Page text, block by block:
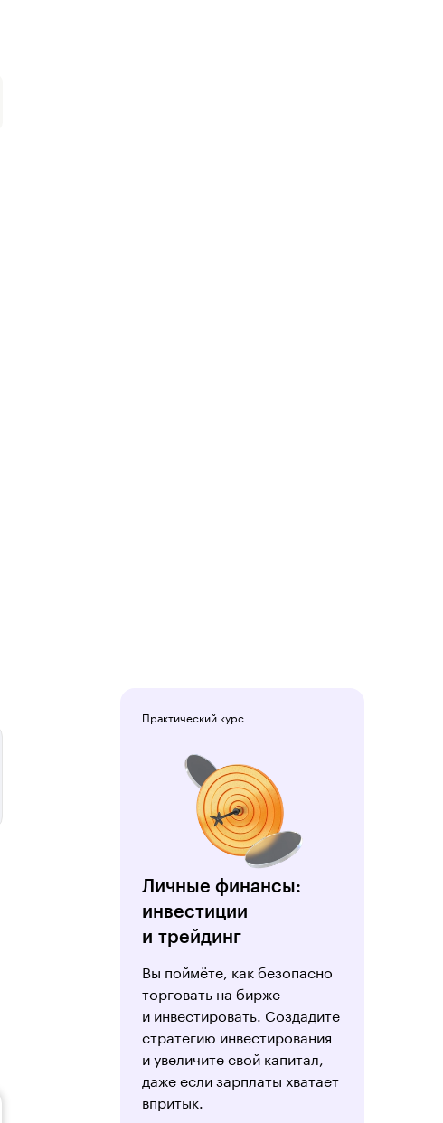
Практический курс
Личные финансы:
инвестиции
и трейдинг
Вы поймёте, как безопасно
торговать на бирже
и инвестировать. Создадите
стратегию инвестирования
и увеличите свой капитал,
даже если зарплаты хватает
впритык.